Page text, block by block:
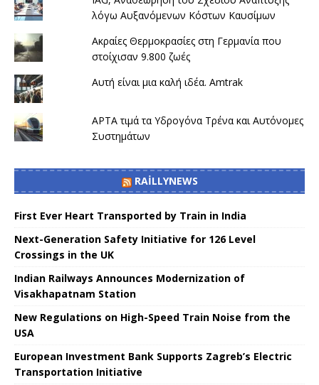
λόγω Αυξανόμενων Κόστων Καυσίμων
Ακραίες Θερμοκρασίες στη Γερμανία που
στοίχισαν 9.800 ζωές
Αυτή είναι μια καλή ιδέα. Amtrak
APTA τιμά τα Υδρογόνα Τρένα και Αυτόνομες
Συστημάτων
RAILLYNEWS
First Ever Heart Transported by Train in India
Next-Generation Safety Initiative for 126 Level
Crossings in the UK
Indian Railways Announces Modernization of
Visakhapatnam Station
New Regulations on High-Speed ​​Train Noise from the
USA
European Investment Bank Supports Zagreb’s Electric
Transportation Initiative